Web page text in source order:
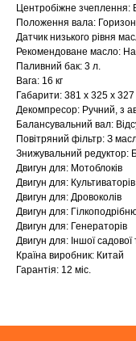
Центробіжне зчеплення:
Положення вала:
Датчик низького рівня
Рекомендоване масло:
Паливний бак: 3 л.
Вага: 16 кг
Габарити: 381 x 325 x
Декомпресор: Ручний, з
Балансувальний вал:
Повітряний фільтр: З
Знижувальний редуктор:
Двигун для: Мотоблоків
Двигун для: Культиваторів
Двигун для: Дровоколів
Двигун для:
Двигун для: Генераторів
Двигун для: Іншої садової
Країна виробник: Китай
Гарантія: 12 міс.